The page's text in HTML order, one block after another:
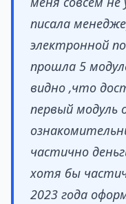
писала
электронной
прошла 5
видно ,что
первый модуль
частично
хотя бы
2023 года